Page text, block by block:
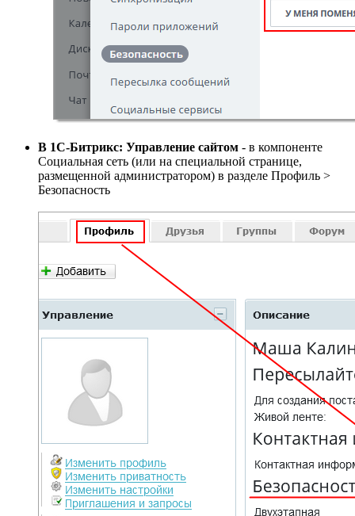
В 1С-Битрикс: Управление сайтом - в компоненте
Социальная сеть (или на специальной странице,
размещенной администратором) в разделе Профиль >
Безопасность